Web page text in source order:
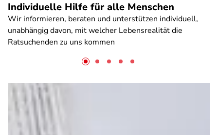
Individuelle Hilfe für alle Menschen
Wir informieren, beraten und unterstützen individuell,
unabhängig davon, mit welcher Lebensrealität die
Ratsuchenden zu uns kommen